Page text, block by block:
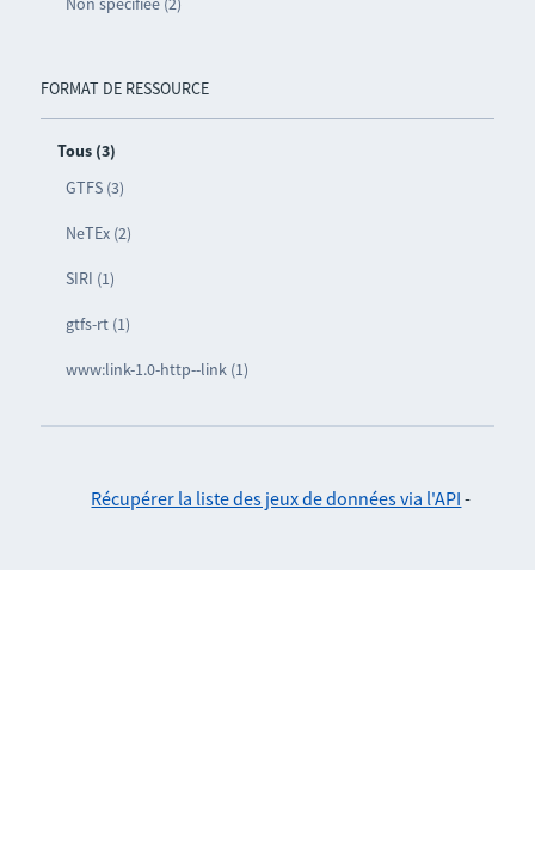
FORMAT DE RESSOURCE
Tous (3)
GTFS (3)
NeTEx (2)
SIRI (1)
gtfs-rt (1)
www:link-1.0-http--link (1)
Récupérer la liste des jeux de données via l'API -